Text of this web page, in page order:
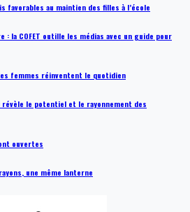
favorables au maintien des filles à l’école
la COFET outille les médias avec un guide pour
femmes réinventent le quotidien
révèle le potentiel et le rayonnement des
ouvertes
une même lanterne